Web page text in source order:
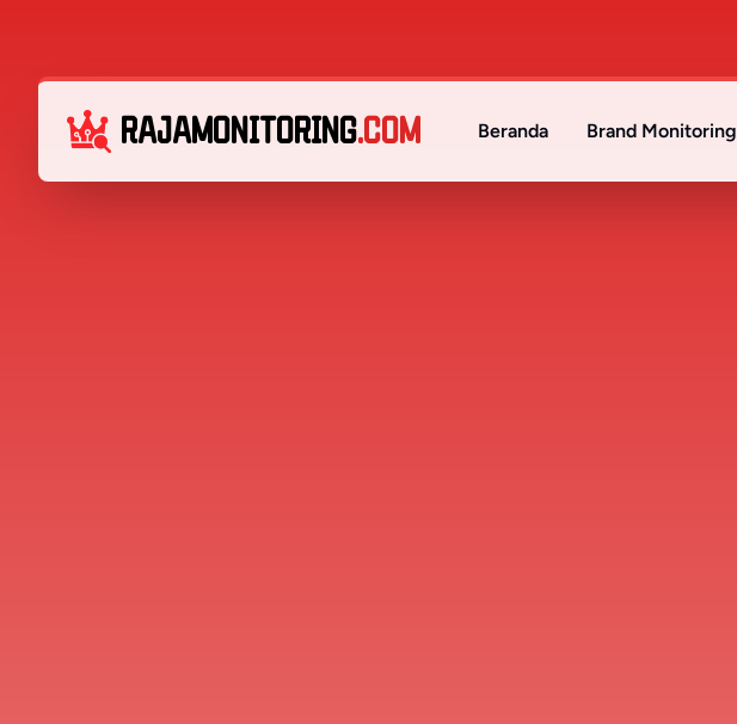
RAJAMONITORING.COM Beranda Brand Monitoring